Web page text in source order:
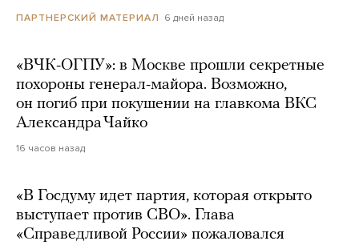
ПАРТНЕРСКИЙ МАТЕРИАЛ 6 дней назад
«ВЧК-ОГПУ»: в Москве прошли секретные
похороны генерал-майора. Возможно,
он погиб при покушении на главкома ВКС
Александра Чайко
16 часов назад
«В Госдуму идет партия, которая открыто
выступает против СВО». Глава
«Справедливой России» пожаловался